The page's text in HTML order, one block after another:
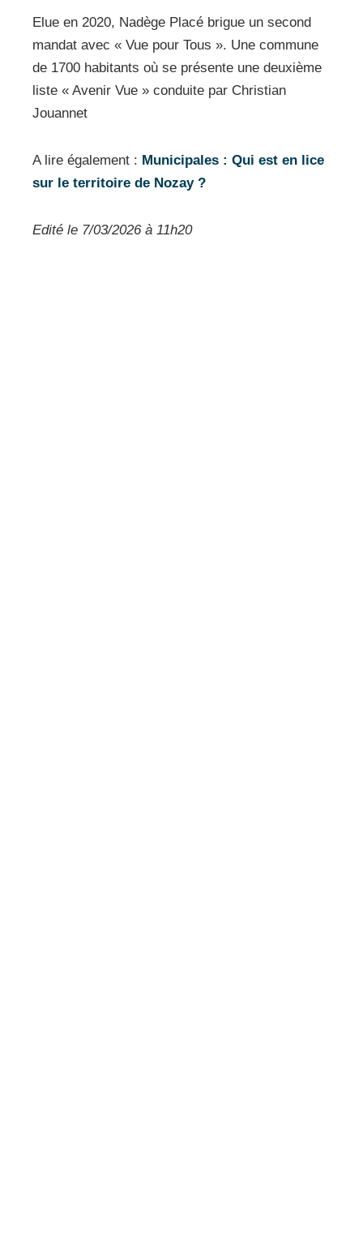
Elue en 2020, Nadège Placé brigue un second
mandat avec « Vue pour Tous ». Une commune
de 1700 habitants où se présente une deuxième
liste « Avenir Vue » conduite par Christian
Jouannet
A lire également : Municipales : Qui est en lice
sur le territoire de Nozay ?
Edité le 7/03/2026 à 11h20